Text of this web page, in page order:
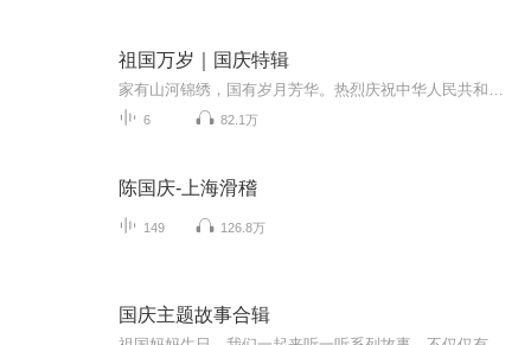
祖国万岁｜国庆特辑
6 82.1万
陈国庆-上海滑稽
149 126.8万
国庆主题故事合辑